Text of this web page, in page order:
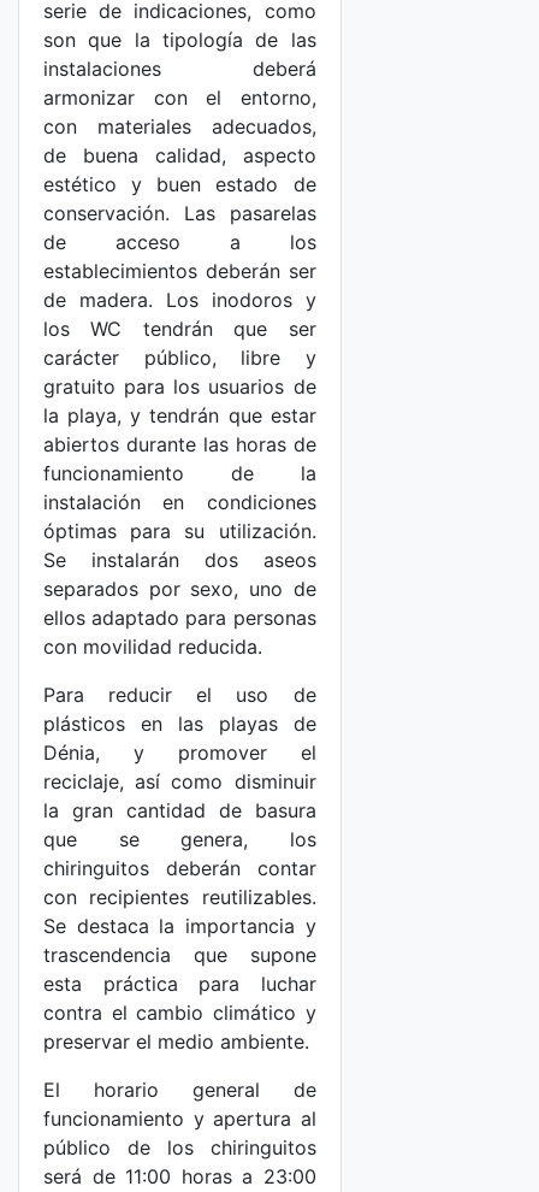
serie de indicaciones, como
son que la tipología de las
instalaciones deberá
armonizar con el entorno,
con materiales adecuados,
de buena calidad, aspecto
estético y buen estado de
conservación. Las pasarelas
de acceso a los
establecimientos deberán ser
de madera. Los inodoros y
los WC tendrán que ser
carácter público, libre y
gratuito para los usuarios de
la playa, y tendrán que estar
abiertos durante las horas de
funcionamiento de la
instalación en condiciones
óptimas para su utilización.
Se instalarán dos aseos
separados por sexo, uno de
ellos adaptado para personas
con movilidad reducida.
Para reducir el uso de
plásticos en las playas de
Dénia, y promover el
reciclaje, así como disminuir
la gran cantidad de basura
que se genera, los
chiringuitos deberán contar
con recipientes reutilizables.
Se destaca la importancia y
trascendencia que supone
esta práctica para luchar
contra el cambio climático y
preservar el medio ambiente.
El horario general de
funcionamiento y apertura al
público de los chiringuitos
será de 11:00 horas a 23:00